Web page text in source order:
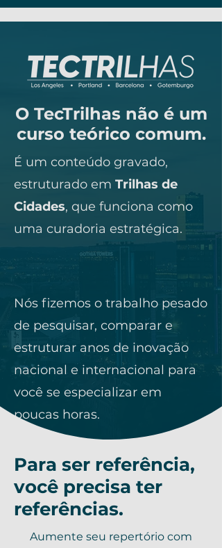
O TecTrilhas não é um
curso teórico comum.
É um conteúdo gravado,
estruturado em Trilhas de
Cidades, que funciona como
uma curadoria estratégica.
Nós fizemos o trabalho pesado
de pesquisar, comparar e
estruturar anos de inovação
nacional e internacional para
você se especializar em
poucas horas.
Para ser referência,
você precisa ter
referências.
Aumente seu repertório com